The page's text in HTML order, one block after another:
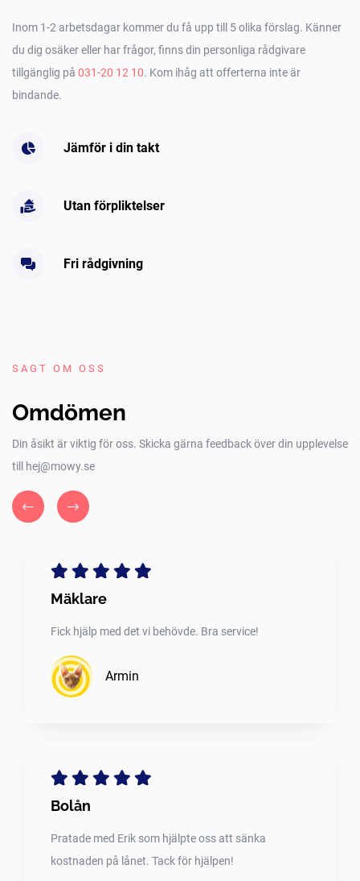
Inom 1-2 arbetsdagar kommer du få upp till 5 olika förslag. Känner
du dig osäker eller har frågor, finns din personliga rådgivare
tillgänglig på 031-20 12 10. Kom ihåg att offerterna inte är
bindande.
Jämför i din takt
Utan förpliktelser
Fri rådgivning
SAGT OM OSS
Omdömen
Din åsikt är viktig för oss. Skicka gärna feedback över din upplevelse
till hej@mowy.se
Mäklare
Fick hjälp med det vi behövde. Bra service!
Armin
Bolån
Pratade med Erik som hjälpte oss att sänka
kostnaden på lånet. Tack för hjälpen!